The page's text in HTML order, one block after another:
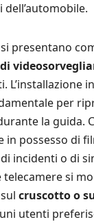
presentano
L’installazione
per
la guida.
in possesso di
incidenti o di
telecamere si
cruscotto o
utenti